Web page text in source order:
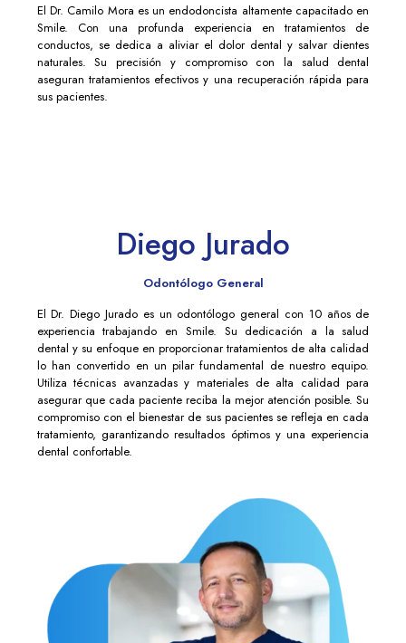
El Dr. Camilo Mora es un endodoncista altamente capacitado en
Smile. Con una profunda experiencia en tratamientos de
conductos, se dedica a aliviar el dolor dental y salvar dientes
naturales. Su precisión y compromiso con la salud dental
aseguran tratamientos efectivos y una recuperación rápida para
sus pacientes.
Diego Jurado
Odontólogo General
El Dr. Diego Jurado es un odontólogo general con 10 años de
experiencia trabajando en Smile. Su dedicación a la salud
dental y su enfoque en proporcionar tratamientos de alta calidad
lo han convertido en un pilar fundamental de nuestro equipo.
Utiliza técnicas avanzadas y materiales de alta calidad para
asegurar que cada paciente reciba la mejor atención posible. Su
compromiso con el bienestar de sus pacientes se refleja en cada
tratamiento, garantizando resultados óptimos y una experiencia
dental confortable.